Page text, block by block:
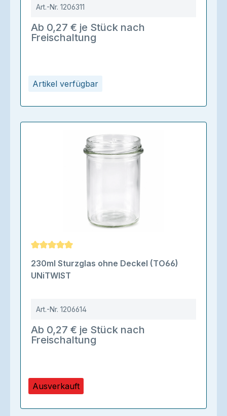
Artikel verfügbar
Art.-Nr. 1206311
Ab 0,27 € je Stück nach
Freischaltung
Ausverkauft
Durchschnittliche Bewertung von 5 von 5 Sternen
230ml Sturzglas ohne Deckel (TO66)
UNiTWIST
Art.-Nr. 1206614
Ab 0,27 € je Stück nach
Freischaltung